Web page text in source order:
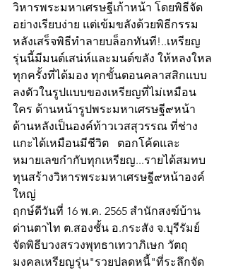
วิหารพระมหาเศรษฐีเก้าหน้า โดยพิธีจัด
อย่างเรียบง่าย แต่เข้มขลังด้วยพิธีกรรม
หลังเสร็จพิธีทำลายบล็อกทันที!..เหรียญ
รุ่นนี้มีมนต์เสน่ห์และมนต์ขลัง ให้หลงใหล
ทุกครั้งที่ได้มอง ทุกขั้นตอนคลาสสิกแบบ
ลงตัวในรูปแบบของเหรียญที่ไม่เหมือน
ใคร ด้านหน้ารูปพระมหาเศรษฐี๙หน้า
ด้านหลังเป็นองค์ท้าวเวสสุวรรณ ที่ช่าง
แกะได้เหมือนมีชีวิต   ตอกโค้ดและ
หมายเลขกำกับทุกเหรียญ...รายได้สมทบ
ทุนสร้างวิหารพระมหาเศรษฐี๙หน้าองค์
ใหญ่
ฤกษ์ดีวันที่ 16 พ.ค. 2565 สำนักสงฆ์บ้าน
ด่านตาไท ต.สองชั้น อ.กระสัง จ.บุรีรัมย์
จัดพิธีบวงสรวงพุทธาเทวาภิเษก วัตถุ
มงคลเหรียญรุ่น"รวยปลดหนี้"ที่ระลึกจัด